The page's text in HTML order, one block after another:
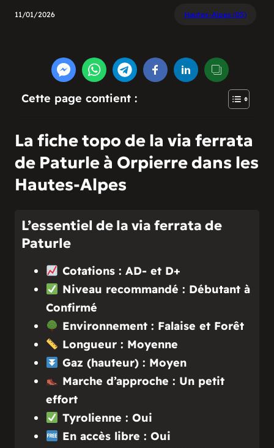
11/01/2026 Hautes-Alpes (05)
Cette page contient :
La fiche topo de la via ferrata
de Paturle à Orpierre dans les
Hautes-Alpes
L’essentiel de la via ferrata de
Paturle
Cotations : AD- et D+
Niveau recommandé : Débutant à
Confirmé
Environnement : Falaise et Forêt
Longueur : Moyenne
Gaz (hauteur) : Moyen
Marche d’approche : Un petit
effort
Tyrolienne : Oui
En accès libre : Oui